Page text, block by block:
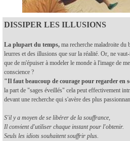
DISSIPER LES ILLUSIONS
La plupart du temps, ma recherche maladroite du
leurres et des illusions que sur la réalité. Or, ne
que de m'épuiser à modeler le monde à l'image de
conscience ?
"Il faut beaucoup de courage pour regarder en
la part de "sages éveillés" cela peut effectivement
devant une recherche qui s'avère des plus
S'il y a moyen de se libérer de la souffrance,
Il convient d'utiliser chaque instant pour l'obtenir.
Seuls les idiots souhaitent souffrir plus.